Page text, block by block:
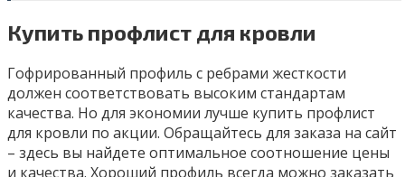
Купить профлист для кровли
Гофрированный профиль с ребрами жесткости
должен соответствовать высоким стандартам
качества. Но для экономии лучше купить профлист
для кровли по акции. Обращайтесь для заказа на сайт
– здесь вы найдете оптимальное соотношение цены
и качества. Хороший профиль всегда можно заказать